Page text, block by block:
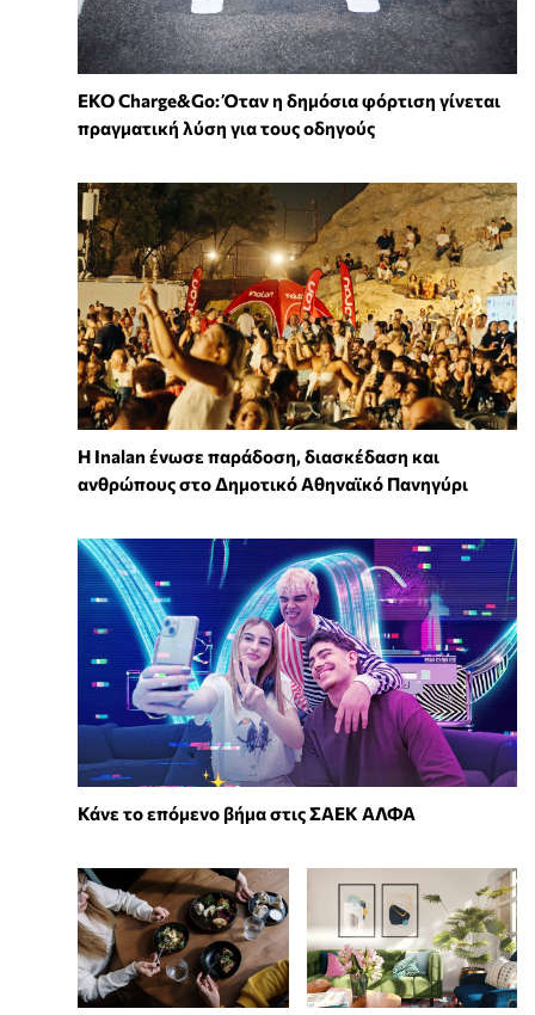
EKO Charge&Go: Όταν η δημόσια φόρτιση γίνεται
πραγματική λύση για τους οδηγούς
Η Inalan ένωσε παράδοση, διασκέδαση και
ανθρώπους στο Δημοτικό Αθηναϊκό Πανηγύρι
Κάνε το επόμενο βήμα στις ΣΑΕΚ ΑΛΦΑ